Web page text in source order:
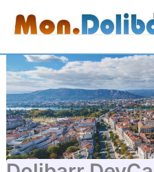
principal